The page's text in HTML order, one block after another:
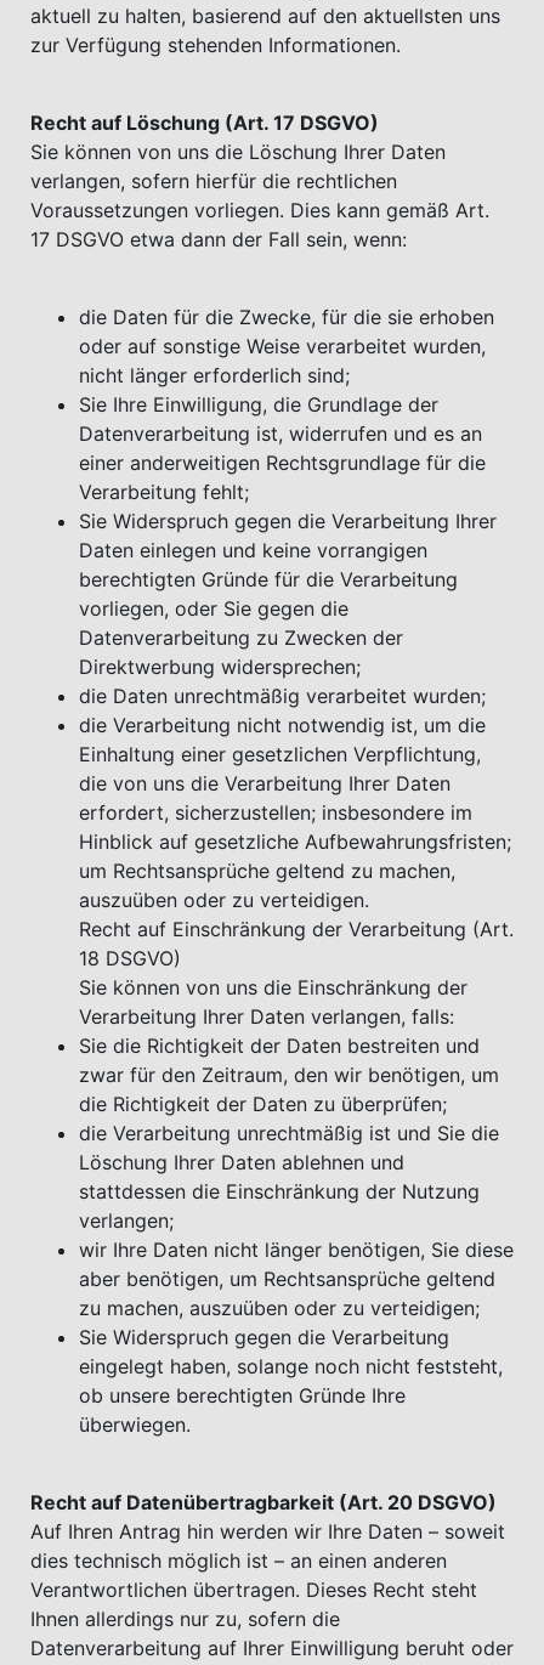
aktuell zu halten, basierend auf den aktuellsten uns
zur Verfügung stehenden Informationen.
Recht auf Löschung (Art. 17 DSGVO)
Sie können von uns die Löschung Ihrer Daten
verlangen, sofern hierfür die rechtlichen
Voraussetzungen vorliegen. Dies kann gemäß Art.
17 DSGVO etwa dann der Fall sein, wenn:
die Daten für die Zwecke, für die sie erhoben
oder auf sonstige Weise verarbeitet wurden,
nicht länger erforderlich sind;
Sie Ihre Einwilligung, die Grundlage der
Datenverarbeitung ist, widerrufen und es an
einer anderweitigen Rechtsgrundlage für die
Verarbeitung fehlt;
Sie Widerspruch gegen die Verarbeitung Ihrer
Daten einlegen und keine vorrangigen
berechtigten Gründe für die Verarbeitung
vorliegen, oder Sie gegen die
Datenverarbeitung zu Zwecken der
Direktwerbung widersprechen;
die Daten unrechtmäßig verarbeitet wurden;
die Verarbeitung nicht notwendig ist, um die
Einhaltung einer gesetzlichen Verpflichtung,
die von uns die Verarbeitung Ihrer Daten
erfordert, sicherzustellen; insbesondere im
Hinblick auf gesetzliche Aufbewahrungsfristen;
um Rechtsansprüche geltend zu machen,
auszuüben oder zu verteidigen.
Recht auf Einschränkung der Verarbeitung (Art.
18 DSGVO)
Sie können von uns die Einschränkung der
Verarbeitung Ihrer Daten verlangen, falls:
Sie die Richtigkeit der Daten bestreiten und
zwar für den Zeitraum, den wir benötigen, um
die Richtigkeit der Daten zu überprüfen;
die Verarbeitung unrechtmäßig ist und Sie die
Löschung Ihrer Daten ablehnen und
stattdessen die Einschränkung der Nutzung
verlangen;
wir Ihre Daten nicht länger benötigen, Sie diese
aber benötigen, um Rechtsansprüche geltend
zu machen, auszuüben oder zu verteidigen;
Sie Widerspruch gegen die Verarbeitung
eingelegt haben, solange noch nicht feststeht,
ob unsere berechtigten Gründe Ihre
überwiegen.
Recht auf Datenübertragbarkeit (Art. 20 DSGVO)
Auf Ihren Antrag hin werden wir Ihre Daten – soweit
dies technisch möglich ist – an einen anderen
Verantwortlichen übertragen. Dieses Recht steht
Ihnen allerdings nur zu, sofern die
Datenverarbeitung auf Ihrer Einwilligung beruht oder